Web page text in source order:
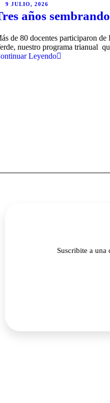
9 JULIO, 2026
años
de 80 docentes participaron
nuestro programa trianual
Leyendo
Suscribite a una